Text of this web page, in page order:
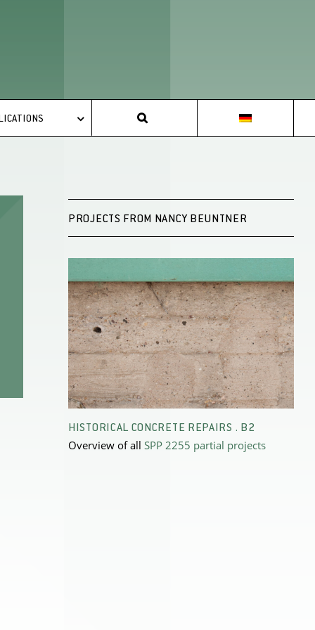
PROJECTS FROM NANCY BEUNTNER
HISTORICAL CONCRETE REPAIRS . B2
Overview of all SPP 2255 partial projects